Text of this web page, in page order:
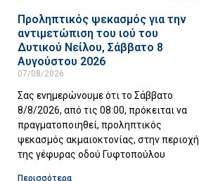
Προληπτικός ψεκασμός για την
αντιμετώπιση του ιού του
Δυτικού Νείλου, Σάββατο 8
Αυγούστου 2026
07/08/2026
Σας ενημερώνουμε ότι το Σάββατο
8/8/2026, από τις 08:00, πρόκειται να
πραγματοποιηθεί, προληπτικός
ψεκασμός ακμαιοκτονίας, στην περιοχή
της γέφυρας οδού Γυφτοπούλου
Περισσότερα